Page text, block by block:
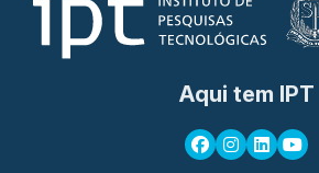
Aqui tem IPT